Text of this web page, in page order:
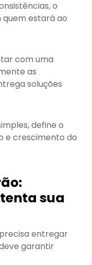
o
estará ao
com uma
as
soluções
define o
e crescimento do
sua
entregar
garantir